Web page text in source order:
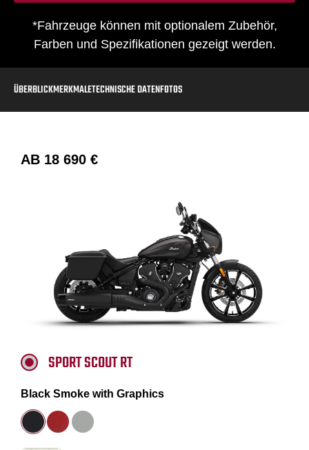
*Fahrzeuge können mit optionalem Zubehör,
Farben und Spezifikationen gezeigt werden.
ÜBERBLICKMERKMALETECHNISCHE DATENFOTOS
AB 18 690 €
SPORT SCOUT RT
Black Smoke with Graphics